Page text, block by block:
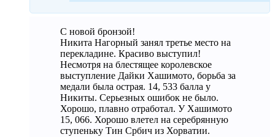
С новой бронзой!
Никита Нагорный занял третье место на
перекладине. Красиво выступил!
Несмотря на блестящее королевское
выступление Дайки Хашимото, борьба за
медали была острая. 14, 533 балла у
Никиты. Серьезных ошибок не было.
Хорошо, плавно отработал. У Хашимото
15, 066. Хорошо влетел на серебрянную
ступеньку Тин Србич из Хорватии.